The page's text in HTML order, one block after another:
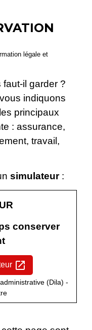
légale et
il garder ?
indiquons
principaux
: assurance,
travail,
simulateur:
conserver
open_in_new
(Dila) -